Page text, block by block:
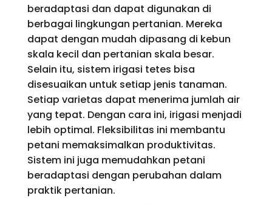
beradaptasi dan dapat digunakan di
berbagai lingkungan pertanian. Mereka
dapat dengan mudah dipasang di kebun
skala kecil dan pertanian skala besar.
Selain itu, sistem irigasi tetes bisa
disesuaikan untuk setiap jenis tanaman.
Setiap varietas dapat menerima jumlah air
yang tepat. Dengan cara ini, irigasi menjadi
lebih optimal. Fleksibilitas ini membantu
petani memaksimalkan produktivitas.
Sistem ini juga memudahkan petani
beradaptasi dengan perubahan dalam
praktik pertanian.